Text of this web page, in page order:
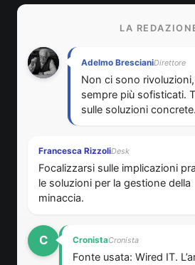
LA
Adelmo BrescianiDirettore
Non ci sono
sempre più sofisticati.
sulle soluzioni concrete.
Francesca RizzoliDesk
Focalizzarsi sulle implicazioni
le soluzioni per la gestione della
minaccia.
CronistaCronista
Fonte usata: Wired IT.